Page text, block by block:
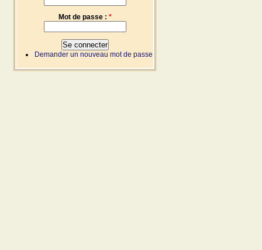
Mot de passe : *
Demander un nouveau mot de passe